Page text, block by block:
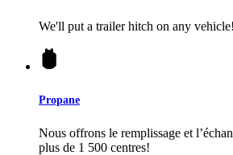
We'll put a trailer hitch on any vehicle!
Propane
Nous offrons le remplissage et
plus de 1 500 centres!